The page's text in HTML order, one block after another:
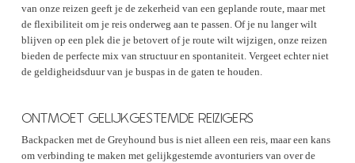
van onze reizen geeft je de zekerheid van een geplande route, maar met
de flexibiliteit om je reis onderweg aan te passen. Of je nu langer wilt
blijven op een plek die je betovert of je route wilt wijzigen, onze reizen
bieden de perfecte mix van structuur en spontaniteit. Vergeet echter niet
de geldigheidsduur van je buspas in de gaten te houden.
ONTMOET GELIJKGESTEMDE REIZIGERS
Backpacken met de Greyhound bus is niet alleen een reis, maar een kans
om verbinding te maken met gelijkgestemde avonturiers van over de